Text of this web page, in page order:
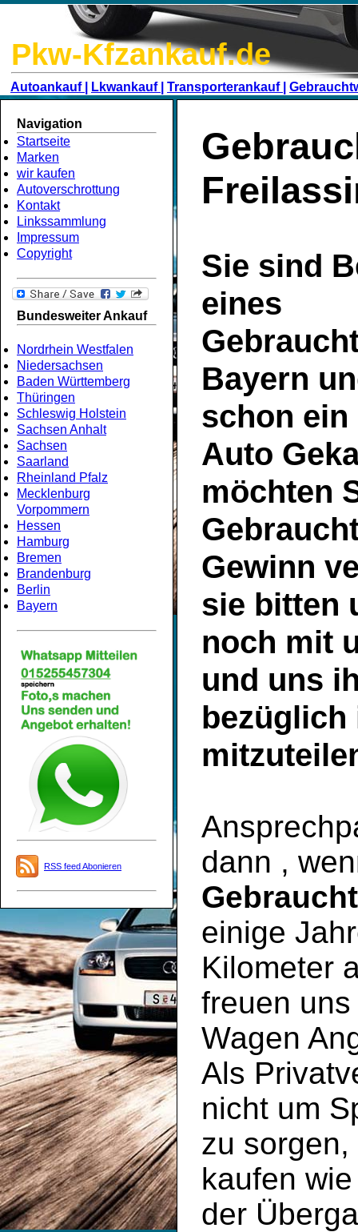
Pkw-Kfzankauf.de
Autoankauf | Lkwankauf | Transporterankauf |
Navigation
Startseite
Marken
wir kaufen
Autoverschrottung
Kontakt
Linkssammlung
Impressum
Copyright
Bundesweiter Ankauf
Nordrhein Westfalen
Niedersachsen
Baden Württemberg
Thüringen
Schleswig Holstein
Sachsen Anhalt
Sachsen
Saarland
Rheinland Pfalz
Mecklenburg
Vorpommern
Hessen
Hamburg
Bremen
Brandenburg
Berlin
Bayern
RSS feed Abonieren
Sie sind
eines
Bayern
schon ein
Auto
möchten
Gewinn
sie bitten
noch mit
und uns
dann ,
einige
Kilometer
freuen
Wagen
Als
nicht um
zu
kaufen
der